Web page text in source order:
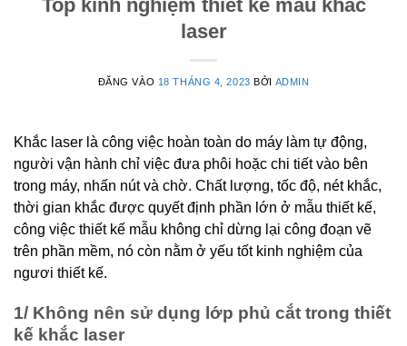
Top kinh nghiệm thiết kế mẫu khắc
laser
ĐĂNG VÀO 18 THÁNG 4, 2023 BỞI ADMIN
Khắc laser là công việc hoàn toàn do máy làm tự động,
người vận hành chỉ việc đưa phôi hoặc chi tiết vào bên
trong máy, nhấn nút và chờ. Chất lượng, tốc độ, nét khắc,
thời gian khắc được quyết định phần lớn ở mẫu thiết kế,
công việc thiết kế mẫu không chỉ dừng lại công đoạn vẽ
trên phần mềm, nó còn nằm ở yếu tốt kinh nghiệm của
ngươi thiết kế.
1/ Không nên sử dụng lớp phủ cắt trong thiết
kế khắc laser